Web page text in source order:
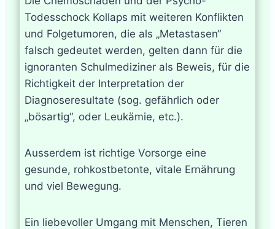
Todesschock Kollaps mit weiteren Konflikten
und Folgetumoren, die als „Metastasen“
falsch gedeutet werden, gelten dann für die
ignoranten Schulmediziner als Beweis, für die
Richtigkeit der Interpretation der
Diagnoseresultate (sog. gefährlich oder
„bösartig“, oder Leukämie, etc.).
Ausserdem ist richtige Vorsorge eine
gesunde, rohkostbetonte, vitale Ernährung
und viel Bewegung.
Ein liebevoller Umgang mit Menschen, Tieren